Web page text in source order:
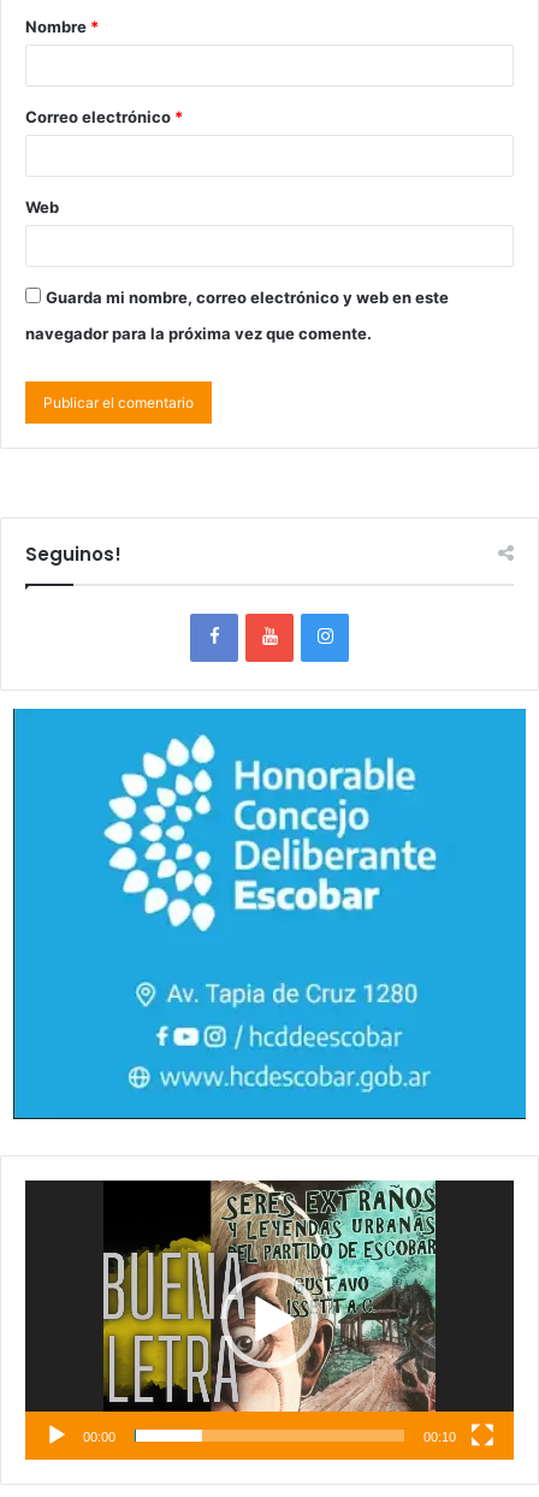
Nombre *
Correo electrónico *
Web
Guarda mi nombre, correo electrónico y web en este
navegador para la próxima vez que comente.
Seguinos!
00:00 00:10